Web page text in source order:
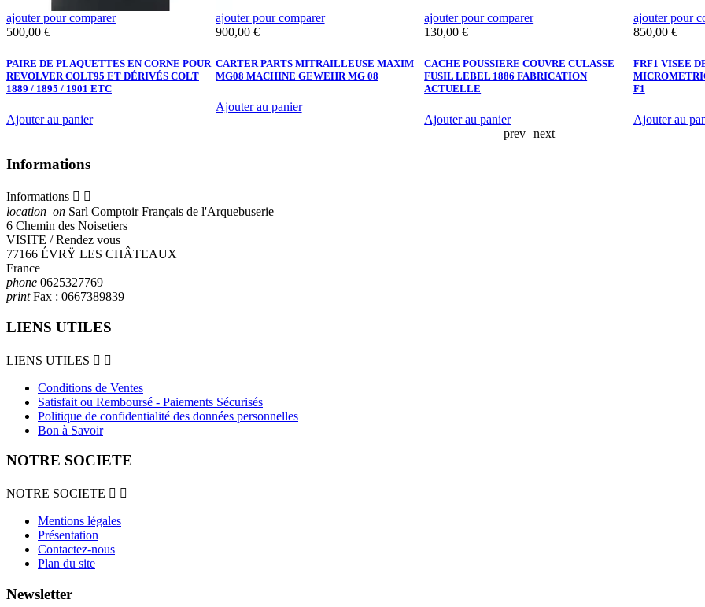
ajouter pour comparer
Prix
500,00 €
PAIRE DE PLAQUETTES EN CORNE POUR
REVOLVER COLT95 ET DÉRIVÉS COLT
1889 / 1895 / 1901 ETC
Ajouter au panier
ajouter pour comparer
Prix
900,00 €
CARTER PARTS MITRAILLEUSE MAXIM
MG08 MACHINE GEWEHR MG 08
Ajouter au panier
ajouter pour comparer
Prix
130,00 €
CACHE POUSSIERE COUVRE CULASSE
FUSIL LEBEL 1886 FABRICATION
ACTUELLE
Ajouter au panier
ajouter pour
Prix
850,00 €
FRF1 VISEE
F1
Ajouter au
prev
next
Informations
Informations  
location_on Sarl Comptoir Français de l'Arquebuserie
6 Chemin des Noisetiers
VISITE / Rendez vous
77166 ÉVRŸ LES CHÂTEAUX
France
phone 0625327769
printFax : 0667389839
LIENS UTILES
LIENS UTILES  
Conditions de Ventes
Satisfait ou Remboursé - Paiements Sécurisés
Politique de confidentialité des données personnelles
Bon à Savoir
NOTRE SOCIETE
NOTRE SOCIETE  
Mentions légales
Présentation
Contactez-nous
Plan du site
Newsletter